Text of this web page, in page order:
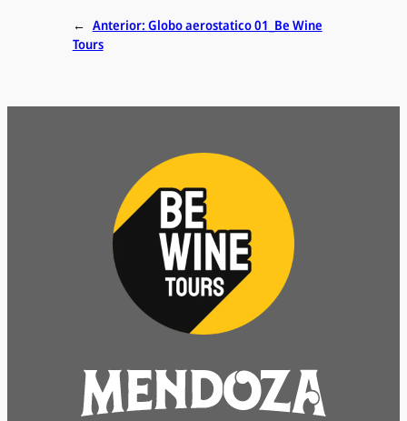
← Anterior: Globo aerostatico 01_Be Wine
Tours